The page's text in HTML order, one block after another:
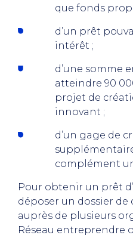
que fonds
d’un prêt
intérêt ;
d’une somme
atteindre 90
projet de
innovant ;
d’un gage de
complément
Pour obtenir un prêt
déposer un dossier
auprès de plusieurs
Réseau entreprendre